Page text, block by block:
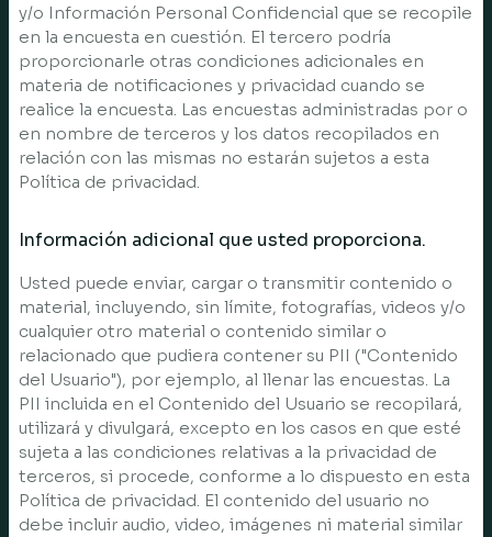
y/o Información Personal Confidencial que se recopile
en la encuesta en cuestión. El tercero podría
proporcionarle otras condiciones adicionales en
materia de notificaciones y privacidad cuando se
realice la encuesta. Las encuestas administradas por o
en nombre de terceros y los datos recopilados en
relación con las mismas no estarán sujetos a esta
Política de privacidad.
Información adicional que usted proporciona.
Usted puede enviar, cargar o transmitir contenido o
material, incluyendo, sin límite, fotografías, videos y/o
cualquier otro material o contenido similar o
relacionado que pudiera contener su PII ("Contenido
del Usuario"), por ejemplo, al llenar las encuestas. La
PII incluida en el Contenido del Usuario se recopilará,
utilizará y divulgará, excepto en los casos en que esté
sujeta a las condiciones relativas a la privacidad de
terceros, si procede, conforme a lo dispuesto en esta
Política de privacidad. El contenido del usuario no
debe incluir audio, video, imágenes ni material similar